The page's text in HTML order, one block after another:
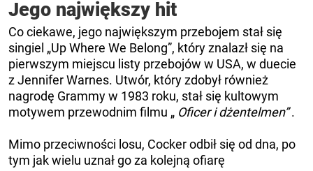
Jego największy hit
Co ciekawe, jego największym przebojem stał się
singiel „Up Where We Belong”, który znalazł się na
pierwszym miejscu listy przebojów w USA, w duecie
z Jennifer Warnes. Utwór, który zdobył również
nagrodę Grammy w 1983 roku, stał się kultowym
motywem przewodnim filmu „ Oficer i dżentelmen”.
Mimo przeciwności losu, Cocker odbił się od dna, po
tym jak wielu uznał go za kolejną ofiarę